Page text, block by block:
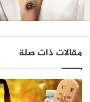
مقالات ذات صلة